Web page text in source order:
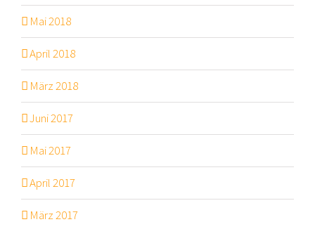
Mai 2018
April 2018
März 2018
Juni 2017
Mai 2017
April 2017
März 2017